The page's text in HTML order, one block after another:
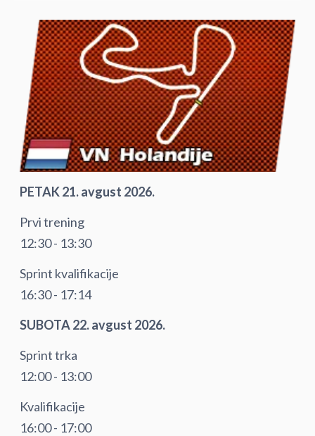
PETAK 21. avgust 2026.
Prvi trening
12:30 - 13:30
Sprint kvalifikacije
16:30 - 17:14
SUBOTA 22. avgust 2026.
Sprint trka
12:00 - 13:00
Kvalifikacije
16:00 - 17:00